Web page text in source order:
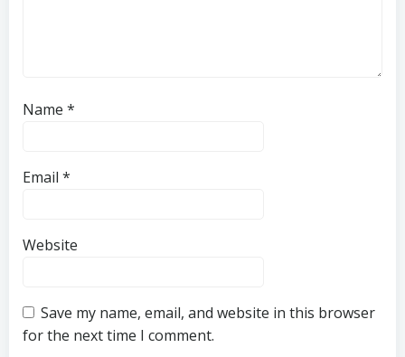
Name *
Email *
Website
Save my name, email, and website in this browser
for the next time I comment.